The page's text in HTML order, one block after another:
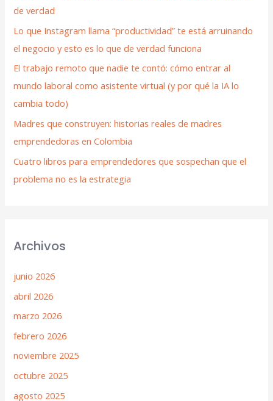
de verdad
Lo que Instagram llama “productividad” te está arruinando
el negocio y esto es lo que de verdad funciona
El trabajo remoto que nadie te contó: cómo entrar al
mundo laboral como asistente virtual (y por qué la IA lo
cambia todo)
Madres que construyen: historias reales de madres
emprendedoras en Colombia
Cuatro libros para emprendedores que sospechan que el
problema no es la estrategia
Archivos
junio 2026
abril 2026
marzo 2026
febrero 2026
noviembre 2025
octubre 2025
agosto 2025